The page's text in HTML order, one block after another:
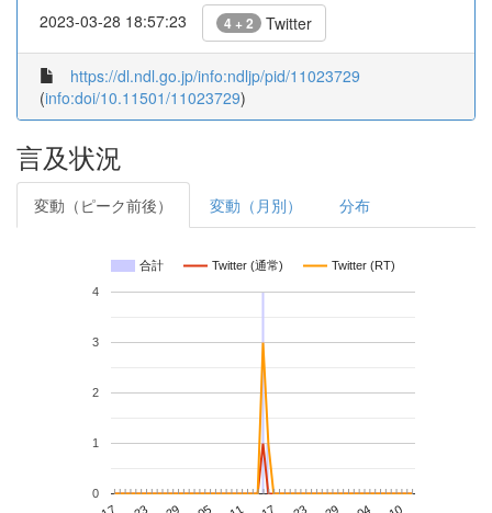
2023-03-28 18:57:23 4 + 2 Twitter
https://dl.ndl.go.jp/info:ndljp/pid/11023729
(info:doi/10.11501/11023729)
言及状況
変動（ピーク前後） 変動（月別） 分布
合計 Twitter (通常) Twitter (RT)
0
1
2
3
4